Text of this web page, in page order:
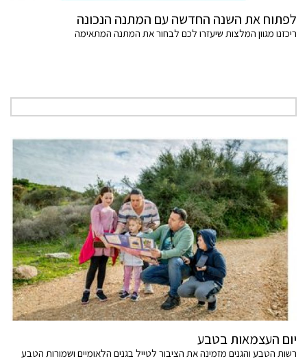
לפתוח את השנה החדשה עם המתנה הנכונה
ריכזנו מגוון המלצות שיעזרו לכם לבחור את המתנה המתאימה
יום העצמאות בטבע
רשות הטבע והגנים מזמינה את הציבור לטייל בגנים הלאומיים ושמורות הטבע